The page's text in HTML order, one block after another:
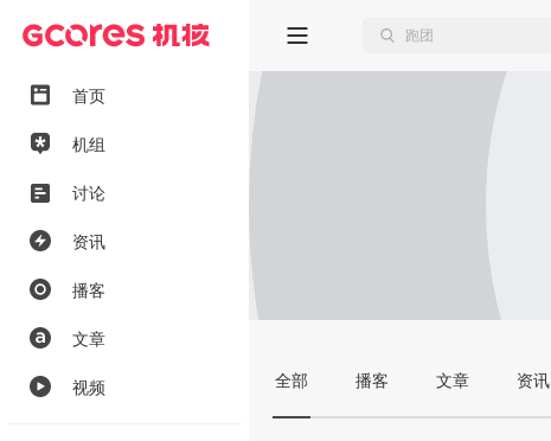
首页
机组
讨论
资讯
播客
文章
视频 全部 播客 文章 资讯